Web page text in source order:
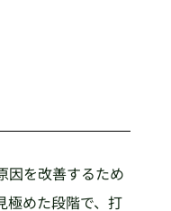
因を改善するため
極めた段階で、打